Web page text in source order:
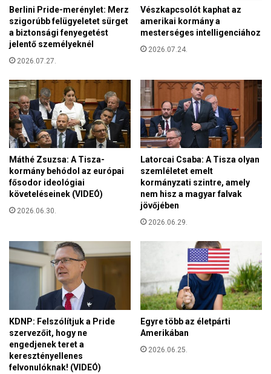
u
K
o
n
r
s
s
z
u
s
r
a
k
é
ü
l
k
o
l
á
k
a
t
á
l
i
b
o
”
Berlini Pride-merénylet: Merz
szigorúbb felügyeletet sürget
a biztonsági fenyegetést
jelentő személyeknél
2026.07.27.
Vészkapcsolót kaphat az
amerikai kormány a
mesterséges intelligenciához
2026.07.24.
Máthé Zsuzsa: A Tisza-
kormány behódol az európai
fősodor ideológiai
követeléseinek (VIDEÓ)
2026.06.30.
Latorcai Csaba: A Tisza olyan
szemléletet emelt
kormányzati szintre, amely
nem hisz a magyar falvak
jövőjében
2026.06.29.
KDNP: Felszólítjuk a Pride
szervezőit, hogy ne
engedjenek teret a
keresztényellenes
felvonulóknak! (VIDEÓ)
Egyre több az életpárti
Amerikában
2026.06.25.